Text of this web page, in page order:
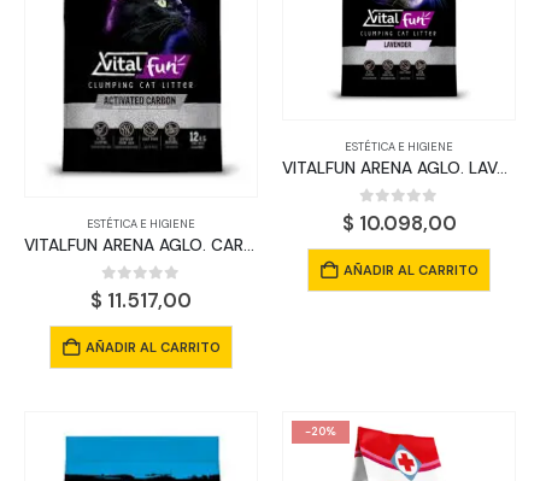
ESTÉTICA E HIGIENE
VITALFUN ARENA AGLO. CARBON ACT 6 KGS
0out of 5
$ 11.517,00
AÑADIR AL CARRITO
ESTÉTICA E HIGIENE
VITALFUN ARENA AGLO. LAVANDA 6 KGS
0out of 5
$ 10.098,00
AÑADIR AL CARRITO
-20%